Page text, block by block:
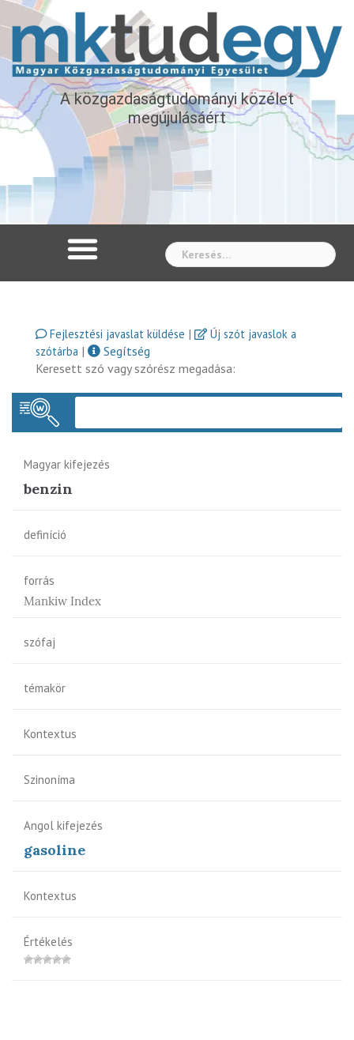
A közgazdaságtudományi közélet
megújulásáért
Fejlesztési javaslat küldése |
Új szót javaslok a
szótárba |
Segítség
Keresett szó vagy szórész megadása:
Magyar kifejezés
benzin
definíció
forrás
Mankiw Index
szófaj
témakör
Kontextus
Szinoníma
Angol kifejezés
gasoline
Kontextus
Értékelés